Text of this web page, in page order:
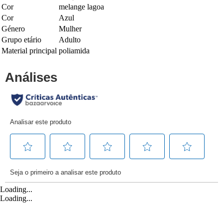
Cor
melange lagoa
Cor
Azul
Género
Mulher
Grupo etário
Adulto
Material principal poliamida
Loading...
Loading...